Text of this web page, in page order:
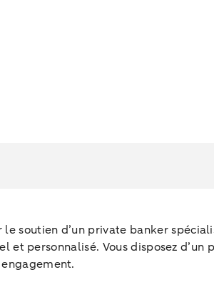
soutien d’un private banker
et personnalisé. Vous disposez